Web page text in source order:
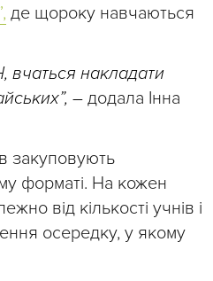
де щороку навчаються
вчаться накладати
– додала Інна
закуповують
форматі. На кожен
від кількості учнів і
осередку, у якому